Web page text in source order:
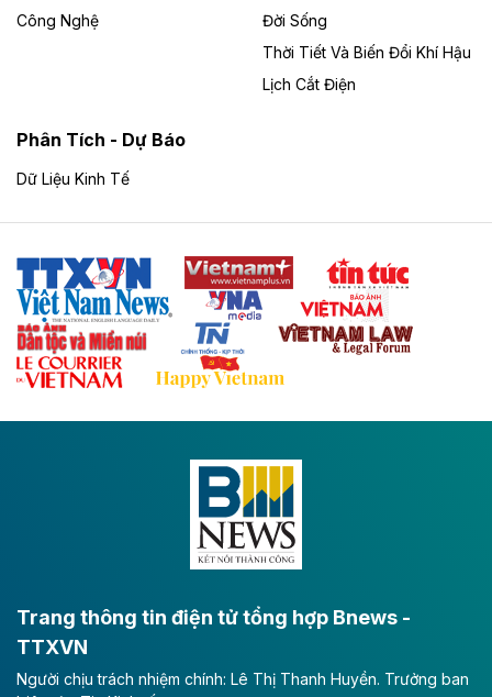
UBND TP Đồng Nai cho Công ty Amata thuê gần 59 ha
đất để đầu tư khu công nghiệp công nghệ cao Long
Đề xuất hỗ trợ 20.000 tỷ đồng làm cao tốc
Thái Nguyên - Lạng Sơn
Tuyến cao tốc Thái Nguyên - Lạng Sơn khi hình thành
Thái Nguyên và các tỉnh trung du, miền núi phía Bắc
với hệ thống cửa khẩu quốc tế tại Lạng Sơn.
Theo baodautu.vn
Đề xuất đầu tư 11.500 tỷ đồng xây dựng cao
tốc CT.11 qua Ninh Bình
Đông A dài khoảng 25,1 km được kỳ vọng sẽ tạo động
lực phát triển kinh tế - xã hội khu vực phía Nam đồng
Long Thành
Tổng công ty Cảng hàng không Việt Nam - CTCP
(ACV) vừa lập kỷ lục mới về lợi nhuận trong quý
Công Nghệ
Đời Sống
Thời Tiết Và Biến Đổi Khí Hậu
Lịch Cắt Điện
Phân Tích - Dự Báo
Dữ Liệu Kinh Tế
Trang thông tin điện tử tổng hợp Bnews -
TTXVN
Người chịu trách nhiệm chính: Lê Thị Thanh Huyền. Trưởng ban